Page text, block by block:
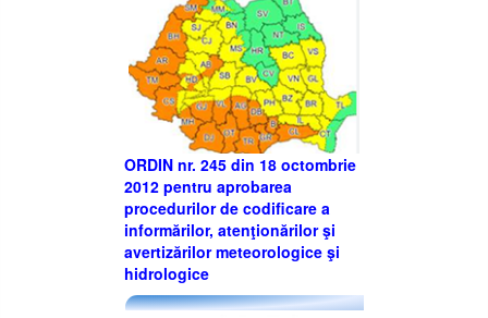
ORDIN nr. 245 din 18 octombrie
2012 pentru aprobarea
procedurilor de codificare a
informărilor, atenţionărilor şi
avertizărilor meteorologice şi
hidrologice